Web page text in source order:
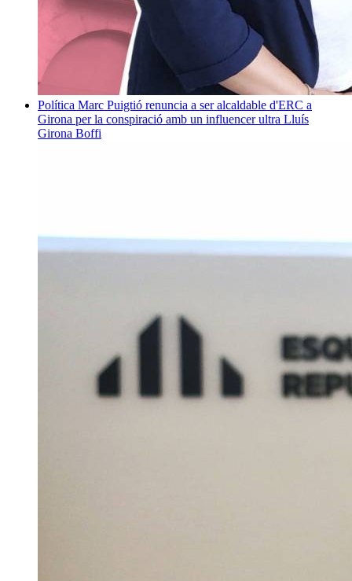
Política Marc Puigtió renuncia a ser alcaldable d'ERC a
Girona per la conspiració amb un influencer ultra Lluís
Girona Boffi